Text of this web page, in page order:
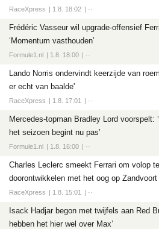
RaceXpress 1.8. 18:02 ··
Frédéric Vasseur wil upgrade-offensief
‘Momentum vasthouden’
Formule1.nl 1.8. 18:00 ··
Lando Norris ondervindt keerzijde van
er echt van baalde'
RaceXpress 1.8. 17:01 ··
Mercedes-topman Bradley Lord voorspelt:
het seizoen begint nu pas’
Formule1.nl 1.8. 16:00 ··
Charles Leclerc smeekt Ferrari om volop
doorontwikkelen met het oog op Zandvoort
RaceXpress 1.8. 15:01 ··
Isack Hadjar begon met twijfels aan Red
hebben het hier wel over Max’